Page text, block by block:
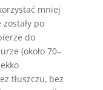
mniej
po
do
(około 70–
tłuszczu, bez